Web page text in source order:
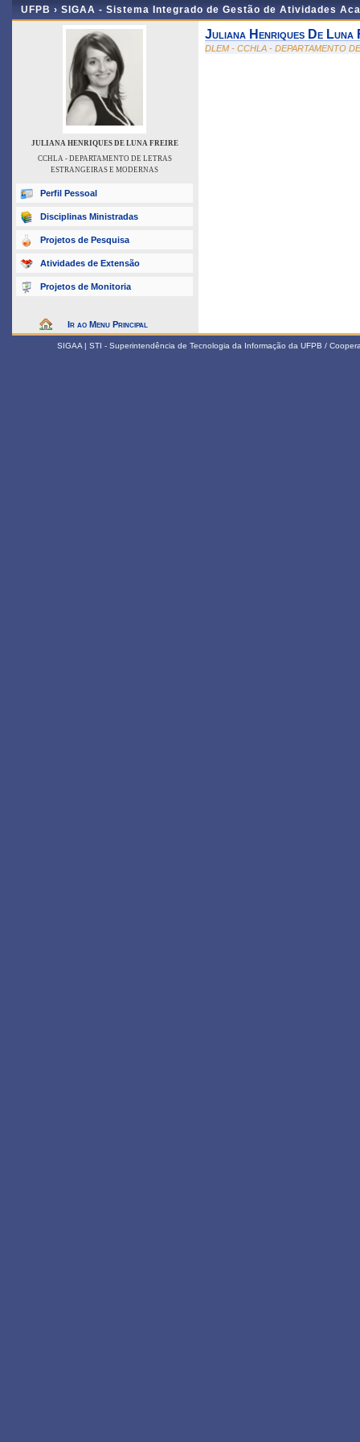
UFPB › SIGAA - Sistema Integrado de Gestão de Atividades
JULIANA HENRIQUES DE LUNA FREIRE
CCHLA - DEPARTAMENTO DE LETRAS
ESTRANGEIRAS E MODERNAS
Perfil Pessoal
Disciplinas Ministradas
Projetos de Pesquisa
Atividades de Extensão
Projetos de Monitoria
Ir ao Menu Principal
Juliana Henriques De Luna
DLEM - CCHLA - DEPARTAMENTO
SIGAA | STI - Superintendência de Tecnologia da Informação da UFPB /